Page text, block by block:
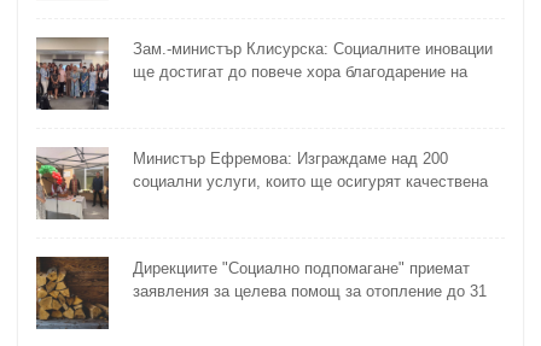
Зам.-министър Клисурска: Социалните иновации
ще достигат до повече хора благодарение на
Министър Ефремова: Изграждаме над 200
социални услуги, които ще осигурят качествена
Дирекциите "Социално подпомагане" приемат
заявления за целева помощ за отопление до 31